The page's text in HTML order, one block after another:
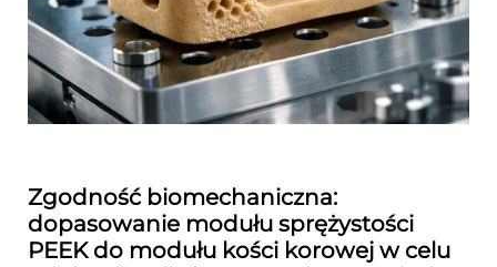
Zgodność biomechaniczna:
dopasowanie modułu sprężystości
PEEK do modułu kości korowej w celu